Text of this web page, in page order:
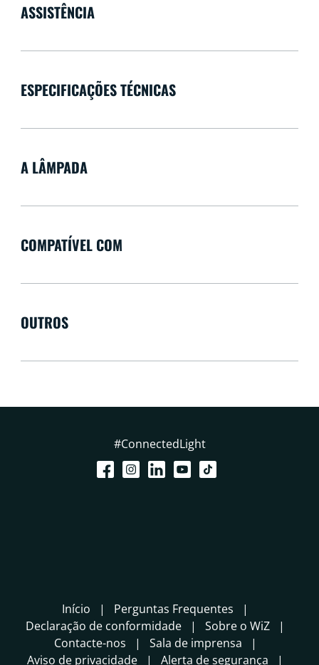
ASSISTÊNCIA
ESPECIFICAÇÕES TÉCNICAS
A LÂMPADA
COMPATÍVEL COM
OUTROS
#ConnectedLight
Início
Perguntas Frequentes
Declaração de conformidade
Sobre o WiZ
Contacte-nos
Sala de imprensa
Aviso de privacidade
Alerta de segurança